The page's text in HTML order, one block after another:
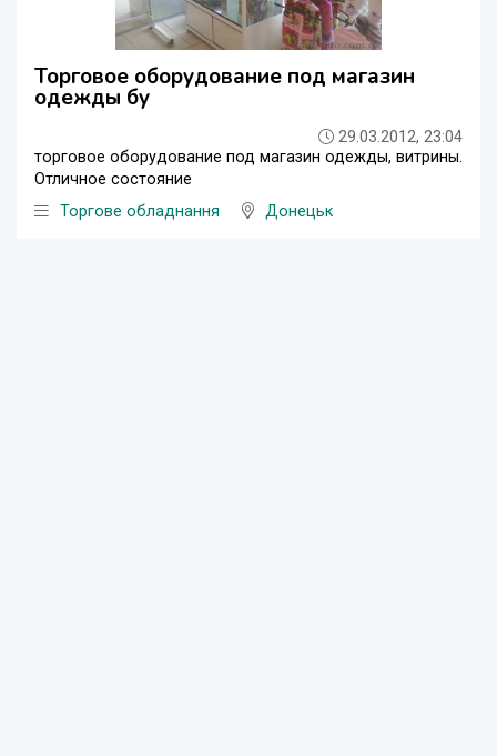
Торговое оборудование под магазин
одежды бу
29.03.2012, 23:04
торговое оборудование под магазин одежды, витрины.
Отличное состояние
Торгове обладнання
Донецьк